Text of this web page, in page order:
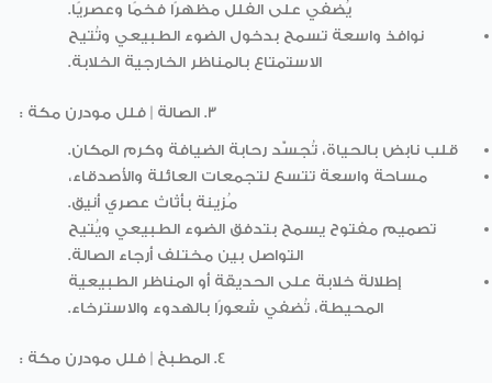
يُضفي على الفلل مظهرًا فخمًا وعصريًا.
نوافذ واسعة تسمح بدخول الضوء الطبيعي وتُتيح
الاستمتاع بالمناظر الخارجية الخلابة.
3. الصالة | فلل مودرن مكة :
قلب نابض بالحياة، تُجسّد رحابة الضيافة وكرم المكان.
مساحة واسعة تتسع لتجمعات العائلة والأصدقاء،
مُزينة بأثاث عصري أنيق.
تصميم مفتوح يسمح بتدفق الضوء الطبيعي ويُتيح
التواصل بين مختلف أرجاء الصالة.
إطلالة خلابة على الحديقة أو المناظر الطبيعية
المحيطة، تُضفي شعورًا بالهدوء والاسترخاء.
4. المطبخ | فلل مودرن مكة :